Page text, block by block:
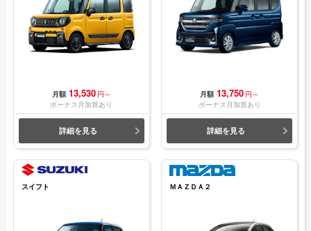
月額 13,530 円～
ボーナス月加算あり
詳細を見る
月額 13,750 円～
ボーナス月加算あり
詳細を見る
スイフト ＭＡＺＤＡ２